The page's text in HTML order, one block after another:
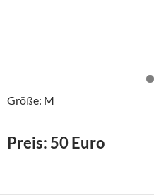
Größe: M
Preis: 50 Euro